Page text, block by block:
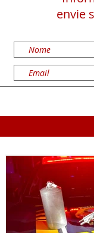
envie